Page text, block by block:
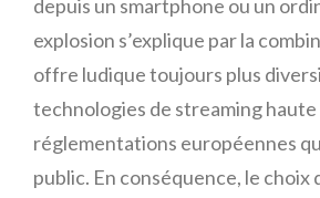
depuis un smartphone ou un
explosion s’explique par la
offre ludique toujours plus
technologies de streaming
réglementations européennes
public. En conséquence, le choix